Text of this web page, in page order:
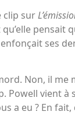
clip sur
pensait
ses
Non, il me
Powell vient à
a eu ? En fait,